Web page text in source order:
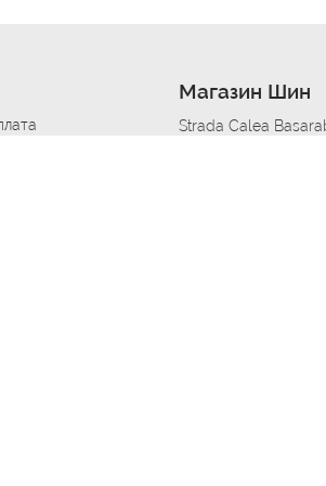
Магазин Шин
Strada Calea